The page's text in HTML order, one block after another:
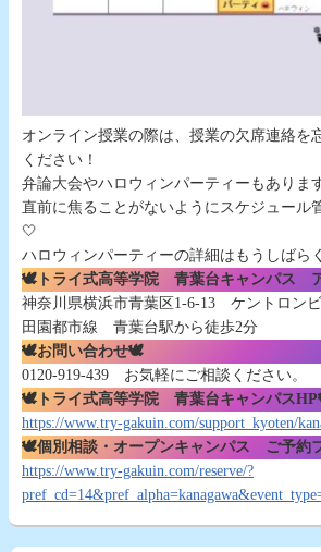
オンライン授業の際は、授業の欠席連絡を
ください！
弁論大会やハロウィンパーティーもありま
直前に焦ることがないようにスケジュール
🤍
ハロウィンパーティーの詳細はもうしばら
🕊トライ式高等学院 青葉台キャンパス
神奈川県横浜市青葉区1-6-13 ケントロン
田園都市線 青葉台駅から徒歩2分
🕊お問い合わせ🕊
0120-919-439 お気軽にご相談ください。
🕊トライ式高等学院 青葉台キャンパス
https://www.try-gakuin.com/support_kyoten/
🕊個別相談・オープンキャンパス ご予約
https://www.try-gakuin.com/reserve/?